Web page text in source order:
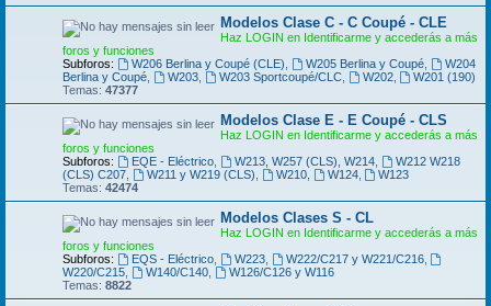
Modelos Clase C - C Coupé - CLE
Haz LOGIN en Identificarme y accederás a más
foros y funciones
Subforos:
W206 Berlina y Coupé (CLE) W205 Berlina y Coupé,
W204
Berlina y Coupé
W203, W203 Sportcoupé/CLC, W202,
W201 (190)
Temas: 47377
Modelos Clase E - E Coupé - CLS
Haz LOGIN en Identificarme y accederás a más
foros y funciones
Subforos:
EQE - Eléctrico, W213, W257 (CLS), W214,
W212 W218
(CLS) C207
W211 y W219 (CLS) W210, W124,
W123
Temas: 42474
Modelos Clases S - CL
Haz LOGIN en Identificarme y accederás a más
foros y funciones
Subforos:
EQS - Eléctrico, W223, W222/C217 y W221/C216,
W220/C215
W140/C140,
W126/C126 y W116
Temas: 8822